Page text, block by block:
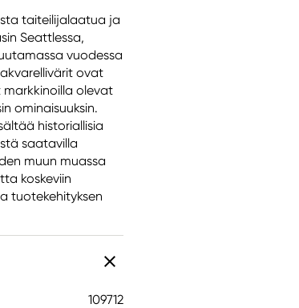
taiteilijalaatua ja
Seattlessa,
vuodessa
ovat
olevat
ominaisuuksin.
historiallisia
saatavilla
muun muassa
koskeviin
tuotekehityksen
109712